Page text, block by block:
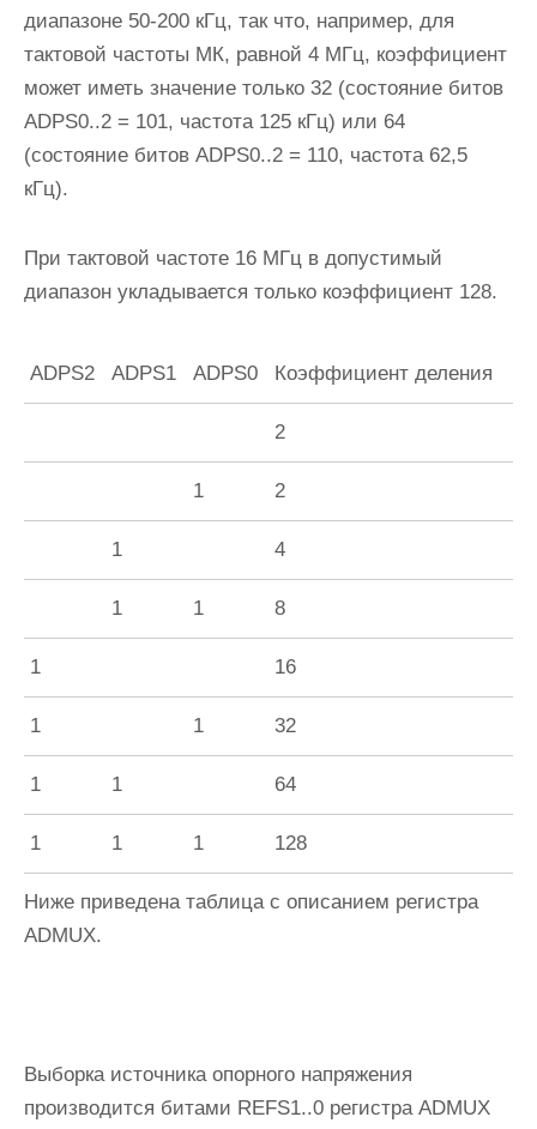
диапазоне 50-200 кГц, так что, например, для
тактовой частоты МК, равной 4 МГц, коэффициент
может иметь значение только 32 (состояние битов
ADPS0..2 = 101, частота 125 кГц) или 64
(состояние битов ADPS0..2 = 110, частота 62,5
кГц).
При тактовой частоте 16 МГц в допустимый
диапазон укладывается только коэффициент 128.
ADPS2 ADPS1 ADPS0 Коэффициент деления
2
1 2
1 4
1 1 8
1 16
1 1 32
1 1 64
1 1 1 128
Ниже приведена таблица с описанием регистра
ADMUX.
Выборка источника опорного напряжения
производится битами REFS1..0 регистра ADMUX